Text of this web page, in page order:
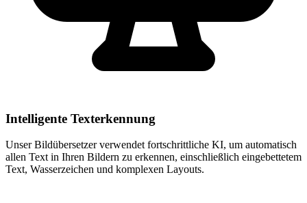
Intelligente Texterkennung
Unser Bildübersetzer verwendet fortschrittliche KI, um automatisch
allen Text in Ihren Bildern zu erkennen, einschließlich eingebettetem
Text, Wasserzeichen und komplexen Layouts.